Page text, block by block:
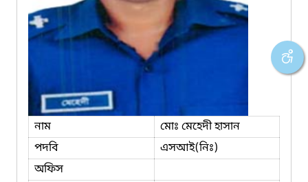
নাম
মোঃ মেহেদী হাসান
পদবি
এসআই(নিঃ)
অফিস